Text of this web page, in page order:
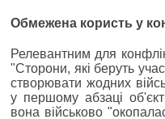
Обмежена користь у
Релевантним для
"Сторони, які беруть
створювати жодних
у першому абзаці
вона військово